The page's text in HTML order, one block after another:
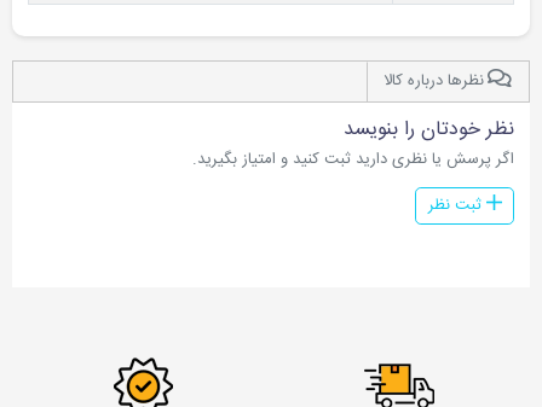
نظرها درباره کالا
نظر خودتان را بنویسد
اگر پرسش یا نظری دارید ثبت کنید و امتیاز بگیرید.
ثبت نظر